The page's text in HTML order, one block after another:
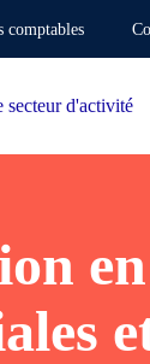
comptables
secteur d'activité